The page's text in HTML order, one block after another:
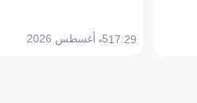
17:295 أغسطس 2026